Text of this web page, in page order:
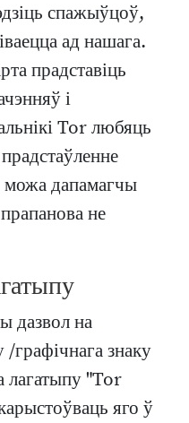
спажыўцоў,
ад нашага.
прадставіць
і
Tor любяць
можа дапамагчы
не
дазвол на
графічнага знаку
лагатыпу "Tor
яго ў